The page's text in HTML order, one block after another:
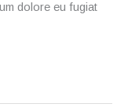
dolore eu fugiat